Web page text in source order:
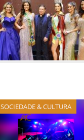
SOCIEDADE & CULTURA